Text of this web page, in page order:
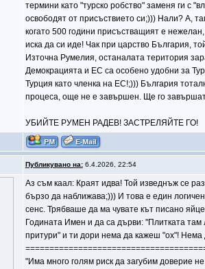
термини като "турско робство" заменя ги с
освободят от присъствието си;))) Нали? А,
когато 500 години присъстващият е
иска да си иде! Чак при царство България,
Източна Румелия, останалата територия
Демокрацията и ЕС са особено удобни за
Турция като членка на ЕС!;))) България
процеса, още не е завършен. Ще го
УБИЙТЕ РУМЕН РАДЕВ! ЗАСТРЕЛЯЙТЕ ГО!
Публикувано на:6.4.2026, 22:54
Аз съм каал: Краят идва! Той изведнъж се
бързо да наближава;))) И това е един
сенс. Трябваше да ма чувате кът писано
Годината Имен и да са дърви: "Плитката
притури" и ти дори нема да кажеш "ох"! Нема
"Има много голям риск да загубим доверие